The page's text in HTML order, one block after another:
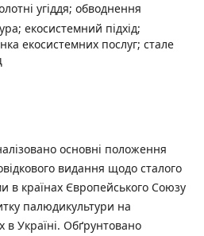
угіддя; обводнення
екосистемний підхід;
екосистемних послуг; стале
основні положення
видання щодо сталого
в країнах Європейського Союзу
палюдикультури на
Україні. Обґрунтовано